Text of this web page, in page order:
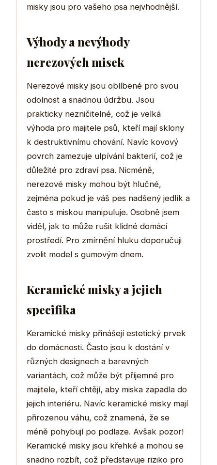
misky jsou pro vašeho psa nejvhodnější.
Výhody a nevýhody
nerezových misek
Nerezové misky jsou oblíbené pro svou
odolnost a snadnou údržbu. Jsou
prakticky nezničitelné, což je velká
výhoda pro majitele psů, kteří mají sklony
k destruktivnímu chování. Navíc kovový
povrch zamezuje ulpívání bakterií, což je
důležité pro zdraví psa. Nicméně,
nerezové misky mohou být hlučné,
zejména pokud je váš pes nadšený jedlík a
často s miskou manipuluje. Osobně jsem
viděl, jak to může rušit klidné domácí
prostředí. Pro zmírnění hluku doporučuji
zvolit model s gumovým dnem.
Keramické misky a jejich
specifika
Keramické misky přinášejí estetický prvek
do domácnosti. Často jsou k dostání v
různých designech a barevných
variantách, což může být příjemné pro
majitele, kteří chtějí, aby miska zapadla do
jejich interiéru. Navíc keramické misky mají
přirozenou váhu, což znamená, že se
méně pohybují po podlaze. Avšak pozor!
Keramické misky jsou křehké a mohou se
snadno rozbít, což představuje riziko pro